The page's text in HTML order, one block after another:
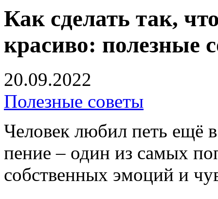
Как сделать так,
красиво: полезные
20.09.2022
Полезные советы
Человек любил петь ещё
пение – один из самых
собственных эмоций и